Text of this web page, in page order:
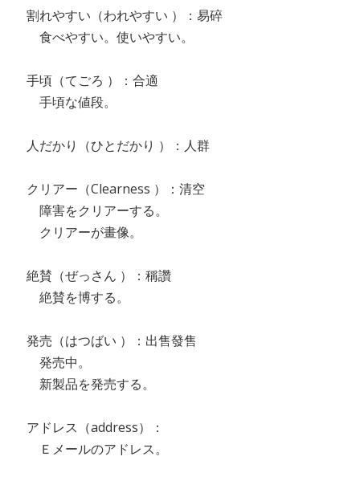
割れやすい（われやすい ）：易碎
食べやすい。使いやすい。
手頃（てごろ ）：合適
手頃な値段。
人だかり（ひとだかり ）：人群
クリアー（Clearness ）：清空
障害をクリアーする。
クリアーが畫像。
絶賛（ぜっさん ）：稱讚
絶賛を博する。
発売（はつばい ）：出售發售
発売中。
新製品を発売する。
アドレス（address）：
Ｅメールのアドレス。